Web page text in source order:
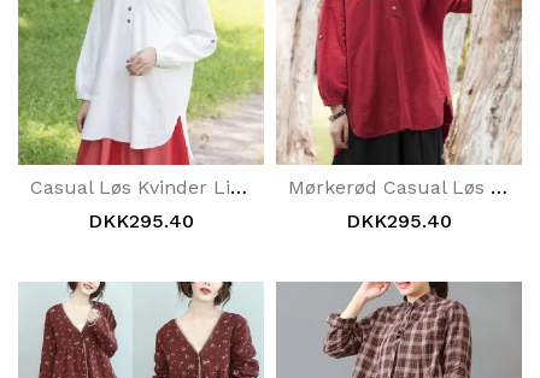
Casual Løs Kvinder Litteratur Langærmet Hvid Skjorte
DKK295.40
Mørkerød Casual Løs Kvinder Litteratur Langærmet Skjorte
DKK295.40